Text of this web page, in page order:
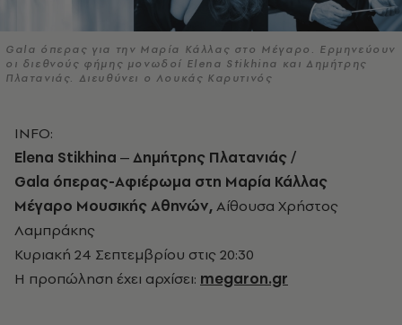
Gala όπερας για την Μαρία Κάλλας στο Μέγαρο. Ερμηνεύουν
οι διεθνούς φήμης μονωδοί Elena Stikhina και Δημήτρης
Πλατανιάς. Διευθύνει ο Λουκάς Καρυτινός
INFO:
Elena Stikhina ‒ Δημήτρης Πλατανιάς /
Gala όπερας-Αφιέρωμα στη Μαρία Κάλλας
Μέγαρο Μουσικής Αθηνών,Αίθουσα Χρήστος
Λαμπράκης
Κυριακή 24 Σεπτεμβρίου στις 20:30
Η προπώληση έχει αρχίσει: megaron.gr